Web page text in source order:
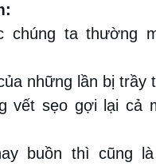
chúng ta thường
những lần bị trầy
vết sẹo gợi lại cả
buồn thì cũng